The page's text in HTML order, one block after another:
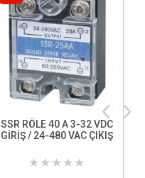
SSR RÖLE 40 A 3-32 VDC
GİRİŞ / 24-480 VAC ÇIKIŞ
★ ★ ★ ★ ★